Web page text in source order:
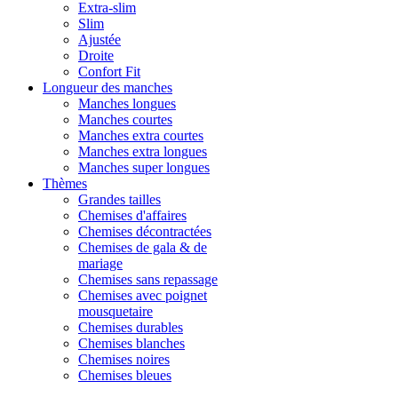
Extra-slim
Slim
Ajustée
Droite
Confort Fit
Longueur des manches
Manches longues
Manches courtes
Manches extra courtes
Manches extra longues
Manches super longues
Thèmes
Grandes tailles
Chemises d'affaires
Chemises décontractées
Chemises de gala & de
mariage
Chemises sans repassage
Chemises avec poignet
mousquetaire
Chemises durables
Chemises blanches
Chemises noires
Chemises bleues